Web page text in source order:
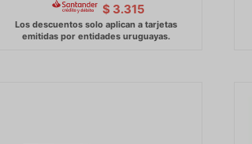
$ 3.315